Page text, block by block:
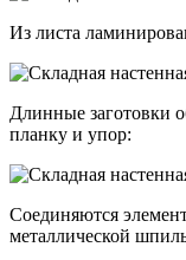
Из листа
Длинные заготовки
планку и упор:
Соединяются
металлической